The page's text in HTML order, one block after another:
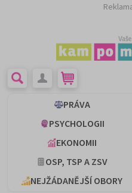
PRÁVA
PSYCHOLOGII
EKONOMII
OSP, TSP A ZSV
NEJŽÁDANĚJŠÍ OBORY